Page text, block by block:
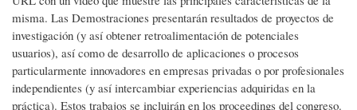
misma. Las Demostraciones presentarán resultados de proyectos de
investigación (y así obtener retroalimentación de potenciales
usuarios), así como de desarrollo de aplicaciones o procesos
particularmente innovadores en empresas privadas o por profesionales
independientes (y así intercambiar experiencias adquiridas en la
práctica). Estos trabajos se incluirán en los proceedings del congreso.